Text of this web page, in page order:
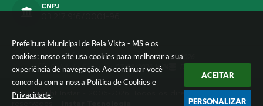
Prefeitura Municipal de Bela Vista - MS e os
cookies: nosso site usa cookies para melhorar a sua
experiência de navegação. Ao continuar você
concorda com a nossa Política de Cookies e
Privacidade.
ACEITAR
PERSONALIZAR
CNPJ
Versão do Sistema:3.5.3 - 19/06/2026
Portal atualizado em:07/08/2026 14:24 Dados Abertos
© Copyright Instar - 2006-2026. Todos os direitos